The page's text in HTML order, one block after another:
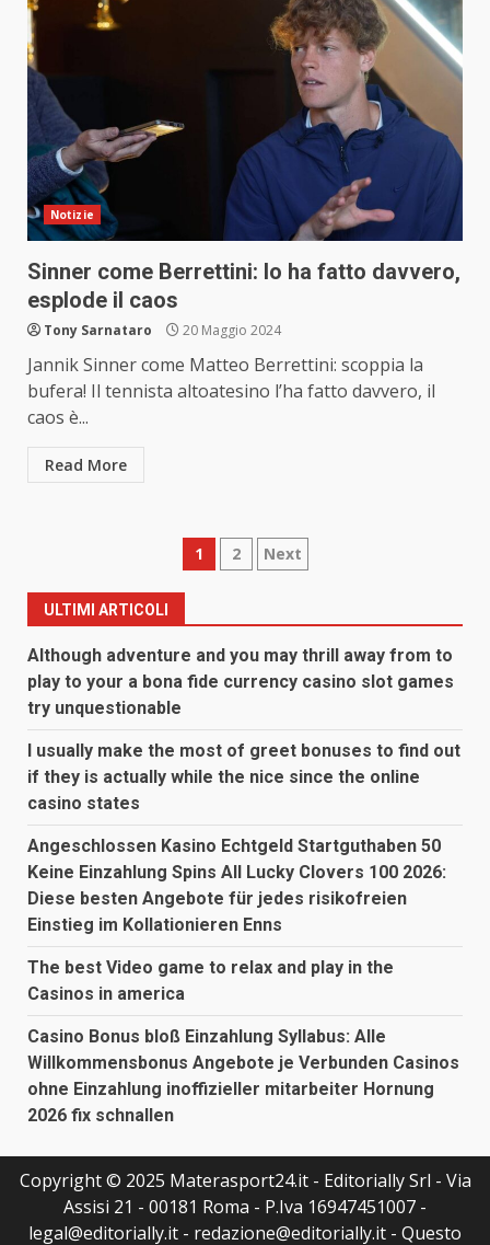
Notizie
Sinner come Berrettini: lo ha fatto davvero,
esplode il caos
Tony Sarnataro 20 Maggio 2024
Jannik Sinner come Matteo Berrettini: scoppia la
bufera! Il tennista altoatesino l’ha fatto davvero, il
caos è...
Read More
Paginazione
degli
articoli
1 2 Next
ULTIMI ARTICOLI
Although adventure and you may thrill away from to
play to your a bona fide currency casino slot games
try unquestionable
I usually make the most of greet bonuses to find out
if they is actually while the nice since the online
casino states
Angeschlossen Kasino Echtgeld Startguthaben 50
Keine Einzahlung Spins All Lucky Clovers 100 2026:
Diese besten Angebote für jedes risikofreien
Einstieg im Kollationieren Enns
The best Video game to relax and play in the
Casinos in america
Casino Bonus bloß Einzahlung Syllabus: Alle
Willkommensbonus Angebote je Verbunden Casinos
ohne Einzahlung inoffizieller mitarbeiter Hornung
2026 fix schnallen
Copyright © 2025 Materasport24.it - Editorially Srl - Via
Assisi 21 - 00181 Roma - P.Iva 16947451007 -
legal@editorially.it - redazione@editorially.it - Questo